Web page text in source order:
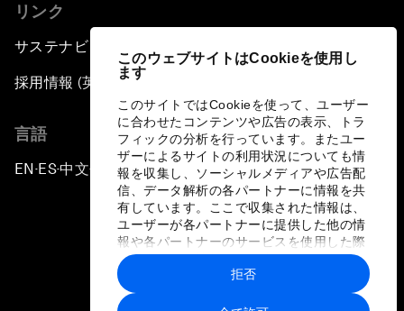
このウェブサイトはCookieを使用し
ます
このサイトではCookieを使って、ユーザー
に合わせたコンテンツや広告の表示、トラ
フィックの分析を行っています。またユー
ザーによるサイトの利用状況についても情
報を収集し、ソーシャルメディアや広告配
信、データ解析の各パートナーに情報を共
有しています。ここで収集された情報は、
ユーザーが各パートナーに提供した他の情
報や各パートナーのサービスを使用した際
に収集された情報と組み合わされ、各パー
トナーによって使用されることがありま
す。
拒否
リンク
サステナビリティへの取り組み
採用情報 (英語のみ)
言語
EN ▪ES▪中文▪ 日本語
プライバシーポリシーと利用規約